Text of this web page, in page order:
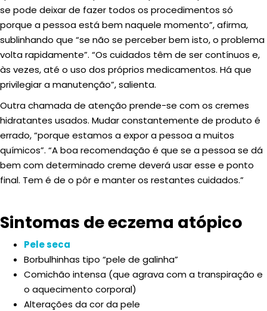
se pode deixar de fazer todos os procedimentos só
porque a pessoa está bem naquele momento”, afirma,
sublinhando que “se não se perceber bem isto, o problema
volta rapidamente”. “Os cuidados têm de ser contínuos e,
às vezes, até o uso dos próprios medicamentos. Há que
privilegiar a manutenção”, salienta.
Outra chamada de atenção prende-se com os cremes
hidratantes usados. Mudar constantemente de produto é
errado, “porque estamos a expor a pessoa a muitos
químicos”. “A boa recomendação é que se a pessoa se dá
bem com determinado creme deverá usar esse e ponto
final. Tem é de o pôr e manter os restantes cuidados.”
Sintomas de eczema atópico
Pele seca
Borbulhinhas tipo “pele de galinha”
Comichão intensa (que agrava com a transpiração e
o aquecimento corporal)
Alterações da cor da pele